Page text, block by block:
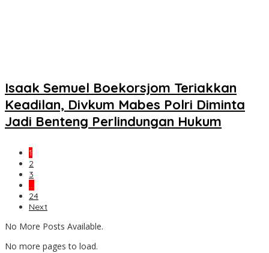
Isaak Semuel Boekorsjom Teriakkan
Keadilan, Divkum Mabes Polri Diminta
Jadi Benteng Perlindungan Hukum
1
2
3
…
24
Next
No More Posts Available.
No more pages to load.